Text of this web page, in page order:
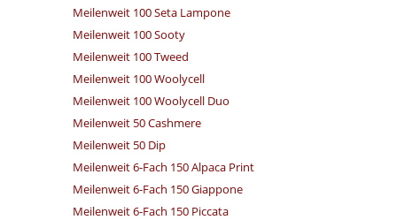
Meilenweit 100 Seta Lampone
Meilenweit 100 Sooty
Meilenweit 100 Tweed
Meilenweit 100 Woolycell
Meilenweit 100 Woolycell Duo
Meilenweit 50 Cashmere
Meilenweit 50 Dip
Meilenweit 6-Fach 150 Alpaca Print
Meilenweit 6-Fach 150 Giappone
Meilenweit 6-Fach 150 Piccata